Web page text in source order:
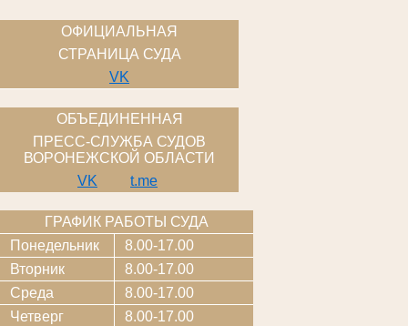
ОФИЦИАЛЬНАЯ
СТРАНИЦА СУДА
VK
ОБЪЕДИНЕННАЯ
ПРЕСС-СЛУЖБА СУДОВ
ВОРОНЕЖСКОЙ ОБЛАСТИ
VK
t.me
ГРАФИК РАБОТЫ СУДА
Понедельник
8.00-17.00
Вторник
8.00-17.00
Среда
8.00-17.00
Четверг
8.00-17.00